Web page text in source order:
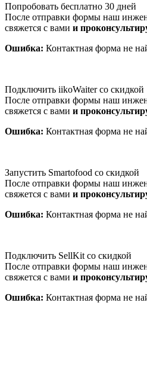
Попробовать бесплатно 30 дней
После отправки формы наш
свяжется с вами и
Ошибка: Контактная форма не
Подключить iikoWaiter со скидкой
После отправки формы наш
свяжется с вами и
Ошибка: Контактная форма не
Запустить Smartofood со скидкой
После отправки формы наш
свяжется с вами и
Ошибка: Контактная форма не
Подключить SellKit со скидкой
После отправки формы наш
свяжется с вами и
Ошибка: Контактная форма не